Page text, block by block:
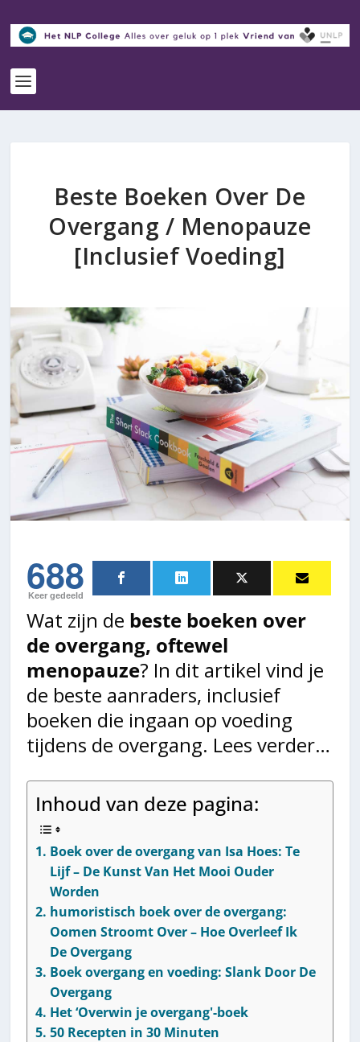
Beste Boeken Over De
Overgang / Menopauze
[Inclusief Voeding]
688
Keer gedeeld
Wat zijn de beste boeken over
de overgang, oftewel
menopauze? In dit artikel vind je
de beste aanraders, inclusief
boeken die ingaan op voeding
tijdens de overgang. Lees verder…
Inhoud van deze pagina:
Boek over de overgang van Isa Hoes: Te
Lijf – De Kunst Van Het Mooi Ouder
Worden
humoristisch boek over de overgang:
Oomen Stroomt Over – Hoe Overleef Ik
De Overgang
Boek overgang en voeding: Slank Door De
Overgang
Het ‘Overwin je overgang'-boek
50 Recepten in 30 Minuten